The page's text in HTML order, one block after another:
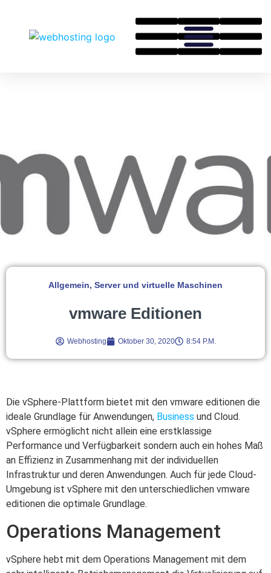
Allgemein, Server und virtuelle Maschinen
vmware Editionen
Webhosting Oktober 30, 2020 8:54 P.m.
Die vSphere-Plattform bietet mit den vmware editionen die
ideale Grundlage für Anwendungen, Business und Cloud.
vSphere ermöglicht nicht allein eine erstklassige
Performance und Verfügbarkeit sondern auch ein hohes Maß
an Effizienz in Zusammenhang mit der individuellen
Infrastruktur und deren Anwendungen. Auch für jede Cloud-
Umgebung ist vSphere mit den unterschiedlichen vmware
editionen die optimale Grundlage.
Operations Management
vSphere hebt mit dem Operations Management mit dem